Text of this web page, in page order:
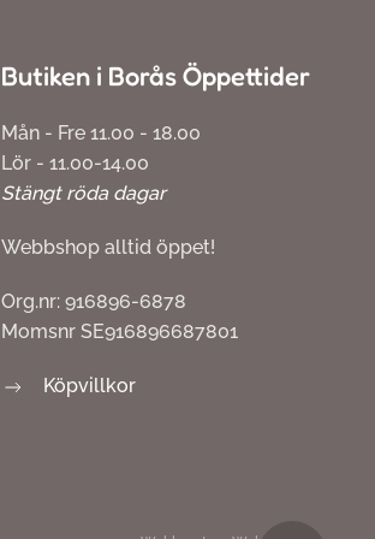
Butiken i Borås Öppettider
Mån - Fre 11.00 - 18.00
Lör - 11.00-14.00
Stängt röda dagar
Webbshop alltid öppet!
Org.nr: 916896-6878
Momsnr SE916896687801
Köpvillkor